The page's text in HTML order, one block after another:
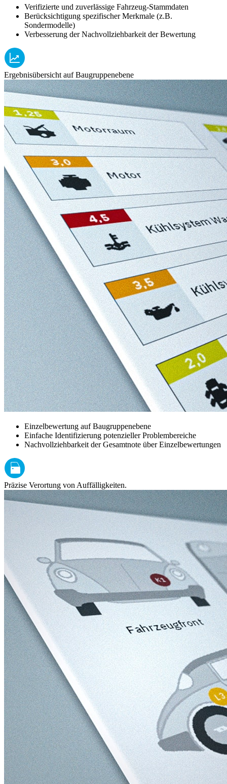
Verifizierte und zuverlässige Fahrzeug-Stammdaten
Berücksichtigung spezifischer Merkmale (z.B.
Sondermodelle)
Verbesserung der Nachvollziehbarkeit der Bewertung
Ergebnisübersicht auf Baugruppenebene
Einzelbewertung auf Baugruppenebene
Einfache Identifizierung potenzieller Problembereiche
Nachvollziehbarkeit der Gesamtnote über Einzelbewertungen
Präzise Verortung von Auffälligkeiten.